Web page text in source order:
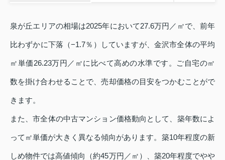
泉が丘エリアの相場は2025年において27.6万円／㎡で、前年
比わずかに下落（−1.7％）していますが、金沢市全体の平均
㎡単価26.23万円／㎡に比べて高めの水準です。ご自宅の㎡
数を掛け合わせることで、売却価格の目安をつかむことがで
きます。
また、市全体の中古マンション価格動向として、築年数によ
って㎡単価が大きく異なる傾向があります。築10年程度の新
しめ物件では高値傾向（約45万円／㎡）、築20年程度でやや